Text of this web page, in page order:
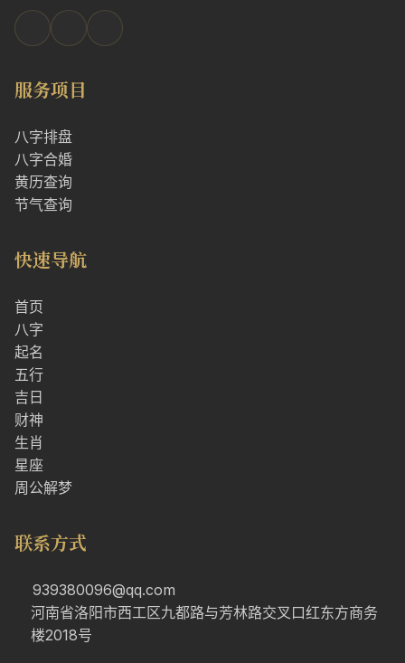
服务项目
八字排盘
八字合婚
黄历查询
节气查询
快速导航
首页
八字
起名
五行
吉日
财神
生肖
星座
周公解梦
联系方式
939380096@qq.com
河南省洛阳市西工区九都路与芳林路交叉口红东方商务
楼2018号